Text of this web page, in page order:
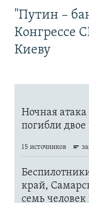
"Путин –
Конгрессе
Киеву